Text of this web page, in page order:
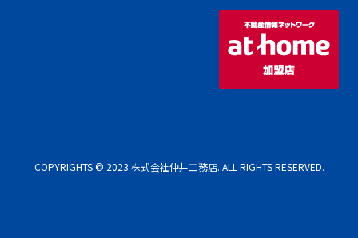
COPYRIGHTS © 2023 株式会社仲井工務店. ALL RIGHTS RESERVED.